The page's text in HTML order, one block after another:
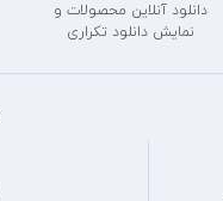
دانلود آنلاین محصولات و
نمایش دانلود تکراری